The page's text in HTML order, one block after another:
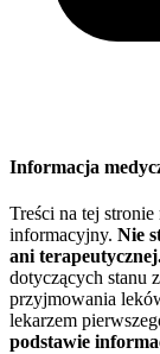
Informacja
Treści na tej
informacyjny. Nie
ani
dotyczących stanu
przyjmowania
lekarzem
podstawie